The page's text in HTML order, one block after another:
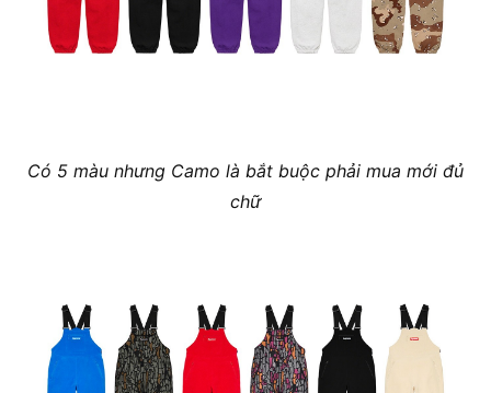
Có 5 màu nhưng Camo là bắt buộc phải mua mới đủ
chữ